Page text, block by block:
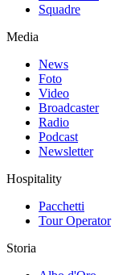
Squadre
Media
News
Foto
Video
Broadcaster
Radio
Podcast
Newsletter
Hospitality
Pacchetti
Tour Operator
Storia